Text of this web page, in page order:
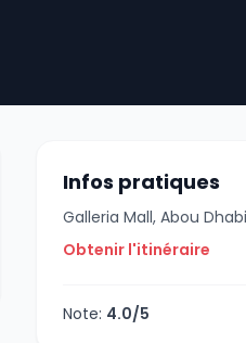
Infos pratiques
Galleria Mall, Abou
Obtenir l'itinéraire
Note: 4.0/5